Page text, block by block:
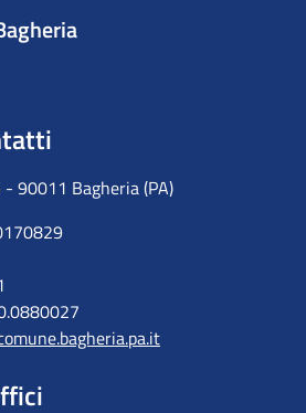
90011 Bagheria (PA)